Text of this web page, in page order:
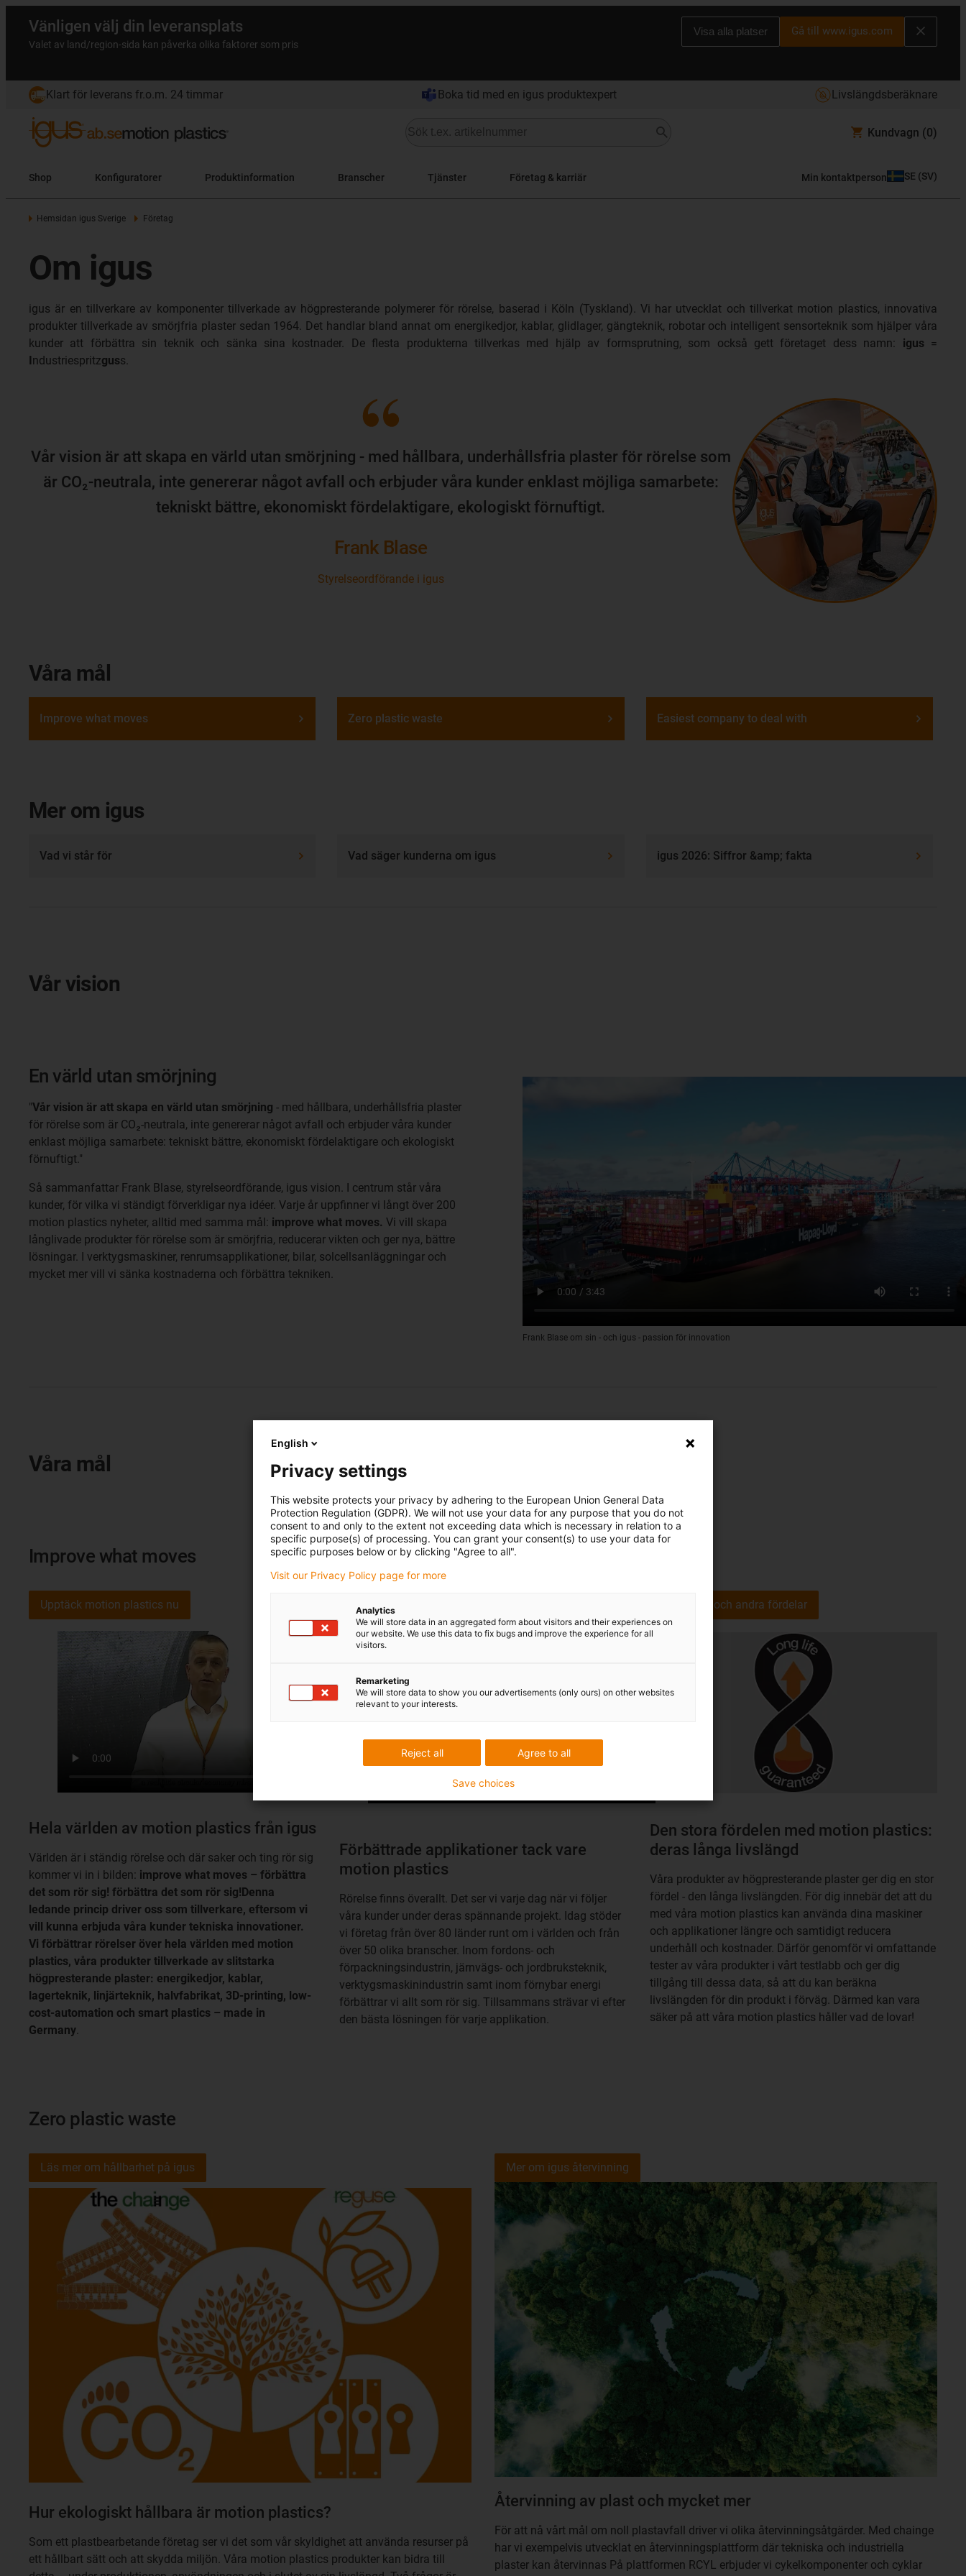
Vänligen välj din leveransplats
Valet av land/region-sida kan påverka olika faktorer som pris
Visa alla platser Gå till www.igus.com
Klart för leverans fr.o.m. 24 timmar Boka tid med en igus produktexpert Livslängdsberäknare
Kundvagn (0)
Shop Konfiguratorer Produktinformation Branscher Tjänster Företag & karriär Min kontaktperson SE (SV)
Hemsidan igus Sverige Företag
Om igus
igus är en tillverkare av komponenter tillverkade av högpresterande polymerer för rörelse, baserad i Köln (Tyskland). Vi har utvecklat och tillverkat motion plastics, innovativa
produkter tillverkade av smörjfria plaster sedan 1964. Det handlar bland annat om energikedjor, kablar, glidlager, gängteknik, robotar och intelligent sensorteknik som hjälper våra
kunder att förbättra sin teknik och sänka sina kostnader. De flesta produkterna tillverkas med hjälp av formsprutning, som också gett företaget dess namn: igus=
Industriespritzguss.
Vår vision är att skapa en värld utan smörjning - med hållbara, underhållsfria plaster för rörelse som
är CO₂-neutrala, inte genererar något avfall och erbjuder våra kunder enklast möjliga samarbete:
tekniskt bättre, ekonomiskt fördelaktigare, ekologiskt förnuftigt.
Frank Blase
Styrelseordförande i igus
Våra mål
Improve what moves Zero plastic waste Easiest company to deal with
Mer om igus
Vad vi står för Vad säger kunderna om igus igus 2026: Siffror &amp; fakta
Vår vision
Frank Blase om sin - och igus - passion för innovation
En värld utan smörjning
"Vår vision är att skapa en värld utan smörjning - med hållbara, underhållsfria plaster
för rörelse som är CO₂-neutrala, inte genererar något avfall och erbjuder våra kunder
enklast möjliga samarbete: tekniskt bättre, ekonomiskt fördelaktigare och ekologiskt
förnuftigt."
Så sammanfattar Frank Blase, styrelseordförande, igus vision. I centrum står våra
kunder, för vilka vi ständigt förverkligar nya idéer. Varje år uppfinner vi långt över 200
motion plastics nyheter, alltid med samma mål: improve what moves. Vi vill skapa
långlivade produkter för rörelse som är smörjfria, reducerar vikten och ger nya, bättre
lösningar. I verktygsmaskiner, renrumsapplikationer, bilar, solcellsanläggningar och
mycket mer vill vi sänka kostnaderna och förbättra tekniken.
Våra mål
Improve what moves
Hela världen av motion plastics från igus
Världen är i ständig rörelse och där saker och ting rör sig
kommer vi in i bilden: improve what moves – förbättra
det som rör sig! förbättra det som rör sig!Denna
ledande princip driver oss som tillverkare, eftersom vi
vill kunna erbjuda våra kunder tekniska innovationer.
Vi förbättrar rörelser över hela världen med motion
plastics, våra produkter tillverkade av slitstarka
högpresterande plaster: energikedjor, kablar,
lagerteknik, linjärteknik, halvfabrikat, 3D-printing, low-
cost-automation och smart plastics – made in
Germany.
Upptäck motion plastics nu
Förbättrade applikationer tack vare
motion plastics
Rörelse finns överallt. Det ser vi varje dag när vi följer
våra kunder under deras spännande projekt. Idag stöder
vi företag från över 80 länder runt om i världen och från
över 50 olika branscher. Inom fordons- och
förpackningsindustrin, järnvägs- och jordbruksteknik,
verktygsmaskinindustrin samt inom förnybar energi
förbättrar vi allt som rör sig. Tillsammans strävar vi efter
den bästa lösningen för varje applikation.
Till applikationsexemplen
Den stora fördelen med motion plastics:
deras långa livslängd
Våra produkter av högpresterande plaster ger dig en stor
fördel - den långa livslängden. För dig innebär det att du
med våra motion plastics kan använda dina maskiner
och applikationer längre och samtidigt reducera
underhåll och kostnader. Därför genomför vi omfattande
tester av våra produkter i vårt testlabb och ger dig
tillgång till dessa data, så att du kan beräkna
livslängden för din produkt i förväg. Därmed kan vara
säker på att våra motion plastics håller vad de lovar!
Livslängd och andra fördelar
Zero plastic waste
Hur ekologiskt hållbara är motion plastics?
Som ett plastbearbetande företag ser vi det som vår skyldighet att använda resurser på
ett hållbart sätt och att skydda miljön. Våra motion plastics produkter kan bidra till
Läs mer om hållbarhet på igus
Återvinning av plast och mycket mer
För att nå vårt mål om noll plastavfall driver vi olika återvinningsåtgärder. Med chainge
har vi exempelvis utvecklat en återvinningsplattform där tekniska och industriella
plaster kan återvinnas På plattformen RCYL erbjuder vi cykelkomponenter och cyklar
Mer om igus återvinning
English
Privacy settings
This website protects your privacy by adhering to the European Union General Data
Protection Regulation (GDPR). We will not use your data for any purpose that you do not
consent to and only to the extent not exceeding data which is necessary in relation to a
specific purpose(s) of processing. You can grant your consent(s) to use your data for
specific purposes below or by clicking "Agree to all".
Visit our Privacy Policy page for more
Analytics
We will store data in an aggregated form about visitors and their experiences on
our website. We use this data to fix bugs and improve the experience for all
visitors.
Remarketing
We will store data to show you our advertisements (only ours) on other websites
relevant to your interests.
Agree to all
Reject all
Save choices